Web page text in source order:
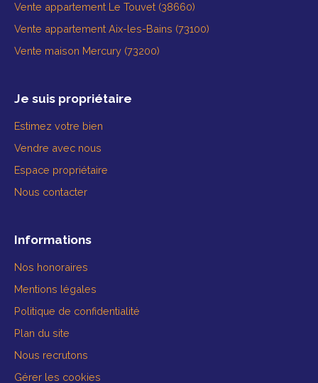
Vente appartement Le Touvet (38660)
Vente appartement Aix-les-Bains (73100)
Vente maison Mercury (73200)
Je suis propriétaire
Estimez votre bien
Vendre avec nous
Espace propriétaire
Nous contacter
Informations
Nos honoraires
Mentions légales
Politique de confidentialité
Plan du site
Nous recrutons
Gérer les cookies